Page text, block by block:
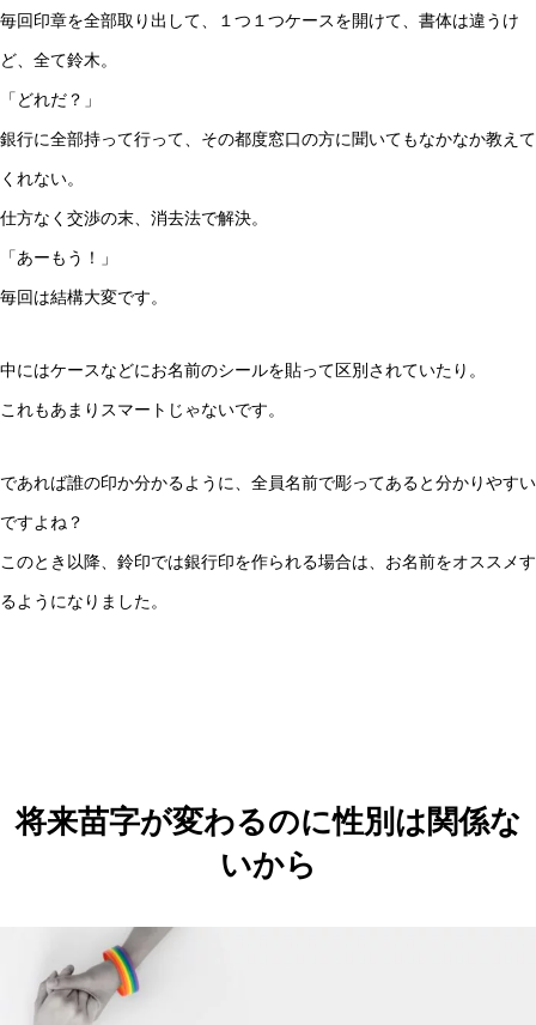
毎回印章を全部取り出して、１つ１つケースを開けて、書体は違うけ
ど、全て鈴木。
「どれだ？」
銀行に全部持って行って、その都度窓口の方に聞いてもなかなか教えて
くれない。
仕方なく交渉の末、消去法で解決。
「あーもう！」
毎回は結構大変です。
中にはケースなどにお名前のシールを貼って区別されていたり。
これもあまりスマートじゃないです。
であれば誰の印か分かるように、全員名前で彫ってあると分かりやすい
ですよね？
このとき以降、鈴印では銀行印を作られる場合は、お名前をオススメす
るようになりました。
将来苗字が変わるのに性別は関係な
いから